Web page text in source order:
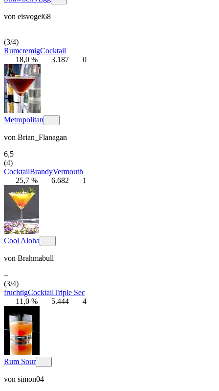
von eisvogel68
–
(3/4)
RumcremigCocktail
18,0 %
3.187 0
Metropolitan
von Brian_Flanagan
6,5
(4)
CocktailBrandyVermouth
25,7 %
6.682 1
Cool Aloha
von Brahmabull
–
(3/4)
fruchtigCocktailTriple Sec
11,0 %
5.444 4
Rum Sour
von simon04